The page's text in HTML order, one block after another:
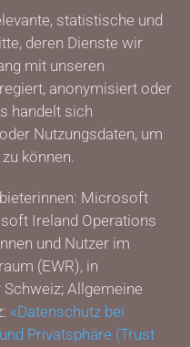
statistische und
deren Dienste wir
mit unseren
anonymisiert oder
handelt sich
Nutzungsdaten, um
können.
Microsoft
Ireland Operations
und Nutzer im
(EWR), in
Allgemeine
«Datenschutz bei
Privatsphäre (Trust